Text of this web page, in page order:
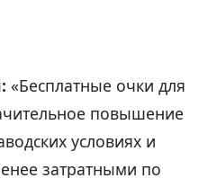
«Бесплатные очки для
повышение
условиях и
затратными по